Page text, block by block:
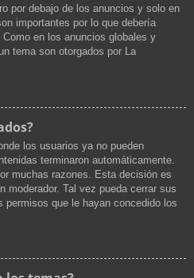
por debajo de los anuncios y solo en
importantes por lo que debería
en los anuncios globales y
tema son otorgados por La
los usuarios ya no pueden
terminaron automáticamente.
muchas razones. Esta decisión es
moderador. Tal vez pueda cerrar sus
permisos que le hayan concedido los